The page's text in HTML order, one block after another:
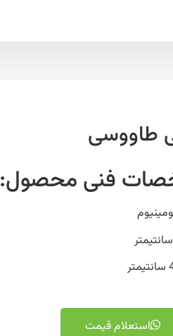
طاووسی
فنی محصول:
استعلام قیمت